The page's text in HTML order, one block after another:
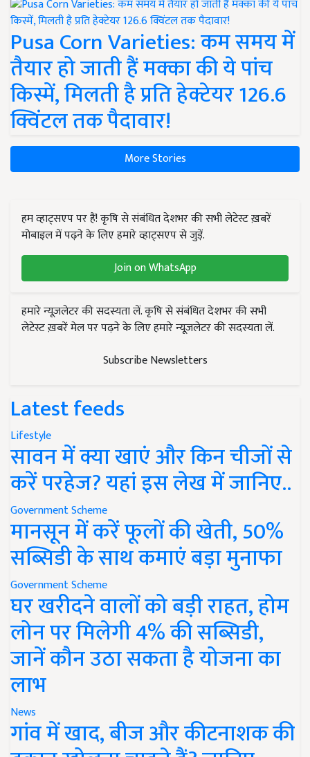
Pusa Corn Varieties: कम समय में
तैयार हो जाती हैं मक्का की ये पांच
किस्में, मिलती है प्रति हेक्टेयर 126.6
क्विंटल तक पैदावार!
More Stories
हम व्हाट्सएप पर हैं! कृषि से संबंधित देशभर की सभी लेटेस्ट ख़बरें
मोबाइल में पढ़ने के लिए हमारे व्हाट्सएप से जुड़ें.
Join on WhatsApp
हमारे न्यूज़लेटर की सदस्यता लें. कृषि से संबंधित देशभर की सभी
लेटेस्ट ख़बरें मेल पर पढ़ने के लिए हमारे न्यूज़लेटर की सदस्यता लें.
Subscribe Newsletters
Latest feeds
Lifestyle
सावन में क्या खाएं और किन चीजों से
करें परहेज? यहां इस लेख में जानिए..
Government Scheme
मानसून में करें फूलों की खेती, 50%
सब्सिडी के साथ कमाएं बड़ा मुनाफा
Government Scheme
घर खरीदने वालों को बड़ी राहत, होम
लोन पर मिलेगी 4% की सब्सिडी,
जानें कौन उठा सकता है योजना का
लाभ
News
गांव में खाद, बीज और कीटनाशक की